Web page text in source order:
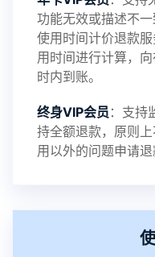
功能无效或描述不
使用时间计价退款
用时间进行计算，
时内到账。
终身VIP会员 ：支持
持全额退款，原则
用以外的问题申请退